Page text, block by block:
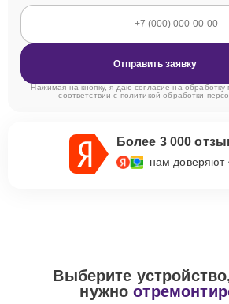
Отправить заявку
Нажимая на кнопку, я даю согласие на
соответствии с политикой обработки
Более 3 000
нам доверяют
Выберите
нужно